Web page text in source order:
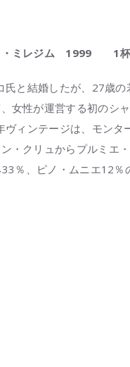
ト・ミレジム 1999 1
と結婚したが、27歳
女性が運営する初のシ
ィンテージは、モンタ
・クリュからプルミエ
％、ピノ・ムニエ12％